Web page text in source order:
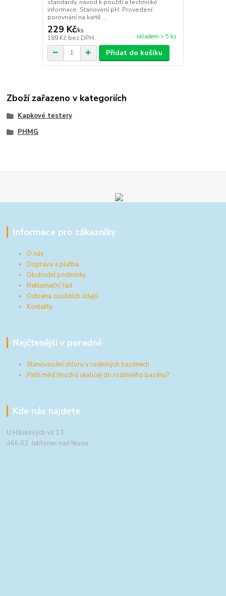
standardy, návod k použití a technické
informace. Stanovení pH: Provedení:
porovnání na kartě ...
229 Kč/ks
189 Kč bez DPH skladem > 5 ks
Přidat do košíku
Zboží zařazeno v kategoriích
Kapkové testery
PHMG
Informace pro zákazníky
O nás
Doprava a platba
Obchodní podmínky
Reklamační řád
Ochrana osobních údajů
Kontakty
Nejčtenější v poradně
Stanovování chloru v rodinných bazénech
Patří měď (modrá skalice) do rodinného bazénu?
Kde nás najdete
U Háskových vil 13
466 02 Jablonec nad Nisou